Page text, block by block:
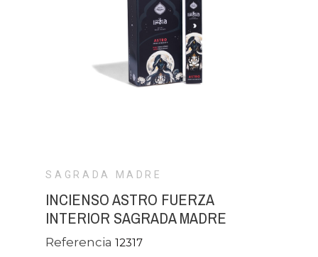
SAGRADA MADRE
INCIENSO ASTRO FUERZA
INTERIOR SAGRADA MADRE
Referencia12317